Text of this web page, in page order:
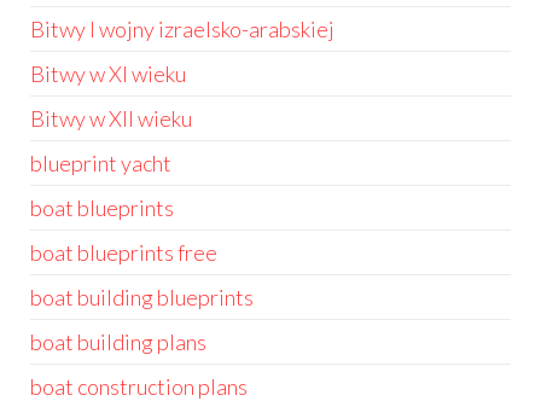
Bitwy I wojny izraelsko-arabskiej
Bitwy w XI wieku
Bitwy w XII wieku
blueprint yacht
boat blueprints
boat blueprints free
boat building blueprints
boat building plans
boat construction plans